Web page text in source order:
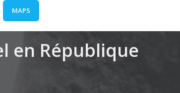
MAPS
en République